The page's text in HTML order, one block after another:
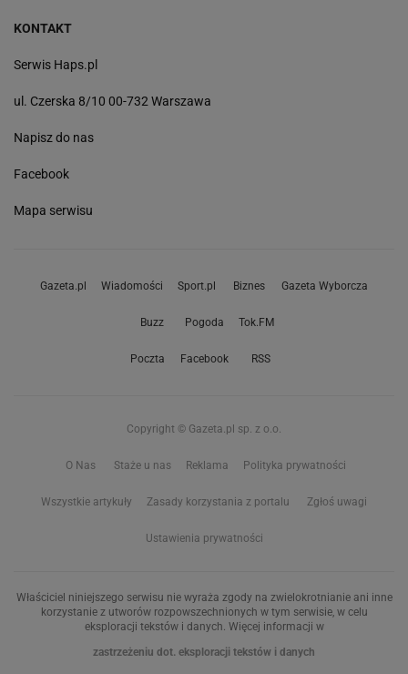
KONTAKT
Serwis Haps.pl
ul. Czerska 8/10 00-732 Warszawa
Napisz do nas
Facebook
Mapa serwisu
Gazeta.pl Wiadomości Sport.pl Biznes Gazeta Wyborcza
Buzz Pogoda Tok.FM
Poczta Facebook RSS
Copyright © Gazeta.pl sp. z o.o.
O Nas Staże u nas Reklama Polityka prywatności
Wszystkie artykuły Zasady korzystania z portalu Zgłoś uwagi
Ustawienia prywatności
Właściciel niniejszego serwisu nie wyraża zgody na zwielokrotnianie ani inne
korzystanie z utworów rozpowszechnionych w tym serwisie, w celu
eksploracji tekstów i danych. Więcej informacji w
zastrzeżeniu dot. eksploracji tekstów i danych